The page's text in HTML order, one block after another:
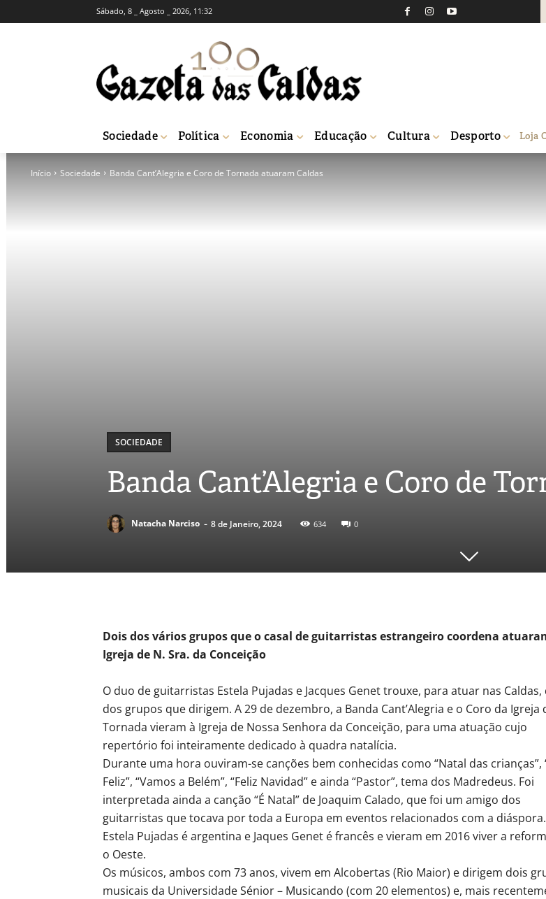
Sábado, 8 _ Agosto _ 2026, 11:32
Sociedade Política Economia Educação Cultura Desporto Loja
Início Sociedade Banda Cant’Alegria e Coro de Tornada atuaram Caldas
SOCIEDADE
Banda Cant’Alegria e Coro de
Natacha Narciso - 8 de Janeiro, 2024 634 0
Dois dos vários grupos que o casal de guitarristas estrangeiro coordena
Igreja de N. Sra. da Conceição
O duo de guitarristas Estela Pujadas e Jacques Genet trouxe, para atuar nas Caldas,
dos grupos que dirigem. A 29 de dezembro, a Banda Cant’Alegria e o Coro da Igreja
Tornada vieram à Igreja de Nossa Senhora da Conceição, para uma atuação cujo
repertório foi inteiramente dedicado à quadra natalícia.
Durante uma hora ouviram-se canções bem conhecidas como “Natal das crianças”,
Feliz”, “Vamos a Belém”, “Feliz Navidad” e ainda “Pastor”, tema dos Madredeus. Foi
interpretada ainda a canção “É Natal” de Joaquim Calado, que foi um amigo dos
guitarristas que tocava por toda a Europa em eventos relacionados com a diáspora.
Estela Pujadas é argentina e Jaques Genet é francês e vieram em 2016 viver a
o Oeste.
Os músicos, ambos com 73 anos, vivem em Alcobertas (Rio Maior) e dirigem dois
musicais da Universidade Sénior – Musicando (com 20 elementos) e, mais